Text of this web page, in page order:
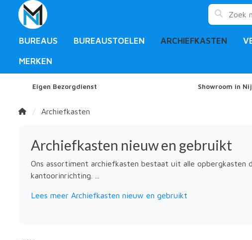
BUREAUS BUREAUSTOELEN ARCHIEFKASTEN
MERKEN
Eigen Bezorgdienst Showroom in
Archiefkasten
Archiefkasten nieuw en gebruikt
Ons assortiment archiefkasten bestaat uit alle opbergkasten
kantoorinrichting. ...
Lees meer Archiefkasten nieuw en gebruikt